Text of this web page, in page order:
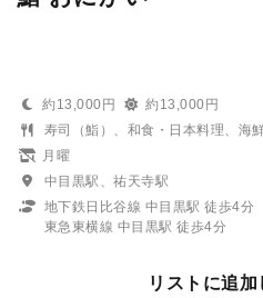
約13,000円
約13,000円
寿司（鮨）、和食・日本料理、海
月曜
中目黒駅、祐天寺駅
地下鉄日比谷線 中目黒駅 徒歩4分
東急東横線 中目黒駅 徒歩4分
リストに追